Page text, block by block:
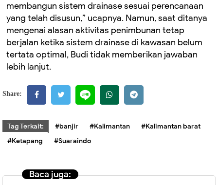
membangun sistem drainase sesuai perencanaan
yang telah disusun,” ucapnya. Namun, saat ditanya
mengenai alasan aktivitas penimbunan tetap
berjalan ketika sistem drainase di kawasan belum
tertata optimal, Budi tidak memberikan jawaban
lebih lanjut.
Share:
Tag Terkait: #banjir #Kalimantan
#Kalimantan barat
#Ketapang
#Suaraindo
Baca juga: